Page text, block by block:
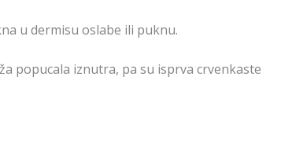
u dermisu oslabe ili puknu.
popucala iznutra, pa su isprva crvenkaste